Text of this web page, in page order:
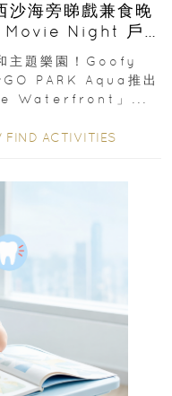
沙海旁睇戲兼食晚
Night 戶
主題樂園！Goofy
PARK Aqua推出
Waterfront」...
FIND ACTIVITIES